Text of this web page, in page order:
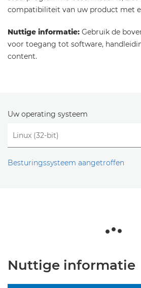
compatibiliteit van uw product met
Nuttige informatie: Gebruik de
voor toegang tot software,
content.
Uw operating systeem
Besturingssysteem aangetroffen
Nuttige informatie